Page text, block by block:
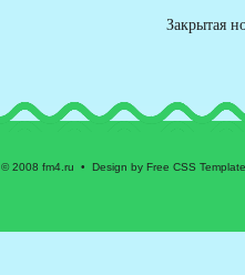
Закрытая
© 2008 fm4.ru • Design by Free CSS